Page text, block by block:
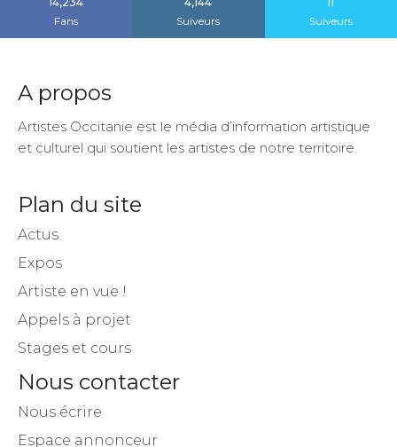
14,234
Fans
4,144
Suiveurs
11
Suiveurs
A propos
Artistes Occitanie est le média d’information artistique
et culturel qui soutient les artistes de notre territoire.
Plan du site
Actus
Expos
Artiste en vue !
Appels à projet
Stages et cours
Nous contacter
Nous écrire